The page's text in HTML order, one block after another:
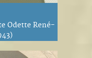
Odette René-